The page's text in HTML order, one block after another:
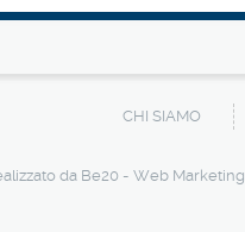
CHI SIAMO
da Be20 - Web Marketing